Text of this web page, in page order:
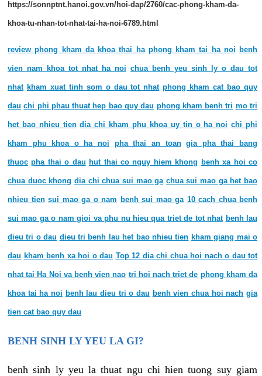
https://sonnptnt.hanoi.gov.vn/hoi-dap/2760/cac-phong-kham-da-
khoa-tu-nhan-tot-nhat-tai-ha-noi-6789.html
review phong kham da khoa thai ha phong kham tai ha noi benh
vien nam khoa tot nhat ha noi chua benh yeu sinh ly o dau tot
nhat kham xuat tinh som o dau tot nhat phong kham cat bao quy
dau chi phi phau thuat hep bao quy dau phong kham benh tri mo tri
het bao nhieu tien dia chi kham phu khoa uy tin o ha noi chi phi
kham phu khoa o ha noi pha thai an toan gia pha thai bang
thuoc pha thai o dau hut thai co nguy hiem khong benh xa hoi co
chua duoc khong dia chi chua sui mao ga chua sui mao ga het bao
nhieu tien sui mao ga o nam benh sui mao ga 10 cach chua benh
sui mao ga o nam gioi va phu nu hieu qua triet de tot nhat benh lau
dieu tri o dau dieu tri benh lau het bao nhieu tien kham giang mai o
dau kham benh xa hoi o dau Top 12 dia chi chua hoi nach o dau tot
nhat tai Ha Noi va benh vien nao tri hoi nach triet de phong kham da
khoa tai ha noi benh lau dieu tri o dau benh vien chua hoi nach gia
tien cat bao quy dau
BENH SINH LY YEU LA GI?
benh sinh ly yeu la thuat ngu chi hien tuong suy giam